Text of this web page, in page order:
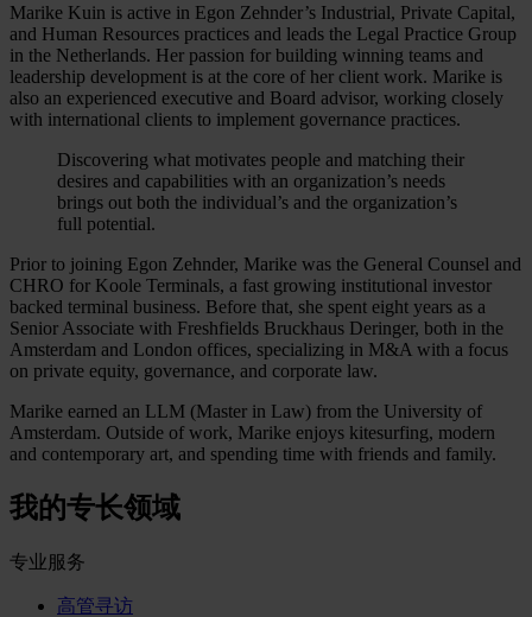
Marike Kuin is active in Egon Zehnder’s Industrial, Private Capital,
and Human Resources practices and leads the Legal Practice Group
in the Netherlands. Her passion for building winning teams and
leadership development is at the core of her client work. Marike is
also an experienced executive and Board advisor, working closely
with international clients to implement governance practices.
Discovering what motivates people and matching their
desires and capabilities with an organization’s needs
brings out both the individual’s and the organization’s
full potential.
Prior to joining Egon Zehnder, Marike was the General Counsel and
CHRO for Koole Terminals, a fast growing institutional investor
backed terminal business. Before that, she spent eight years as a
Senior Associate with Freshfields Bruckhaus Deringer, both in the
Amsterdam and London offices, specializing in M&A with a focus
on private equity, governance, and corporate law.
Marike earned an LLM (Master in Law) from the University of
Amsterdam. Outside of work, Marike enjoys kitesurfing, modern
and contemporary art, and spending time with friends and family.
我的专长领域
专业服务
高管寻访